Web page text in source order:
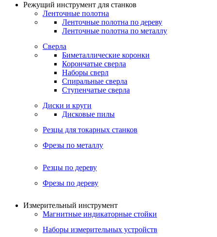
Режущий инструмент для станков
Ленточные полотна
Ленточные полотна по дереву
Ленточные полотна по металлу
Сверла
Биметаллические коронки
Корончатые сверла
Наборы сверл
Спиральные сверла
Ступенчатые сверла
Диски и круги
Дисковые пилы
Резцы для токарных станков
Фрезы по металлу
Резцы по дереву
Фрезы по дереву
Измерительный инструмент
Магнитные индикаторные стойки
Наборы измерительных устройств